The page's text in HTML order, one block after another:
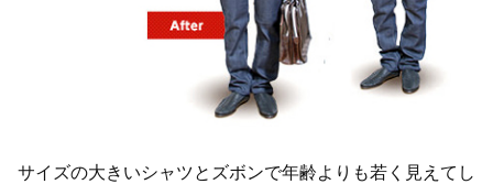
サイズの大きいシャツとズボンで年齢よりも若く見えてし